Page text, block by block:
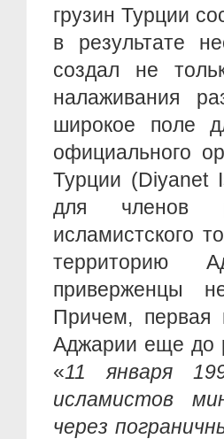
грузин Турции
в результате
создал не
налаживания
широкое поле
официального
Турции (Diyanet
для членов
исламистского
территорию
приверженцы
Причем, первая
Аджарии еще до
«11 января
исламистов
через